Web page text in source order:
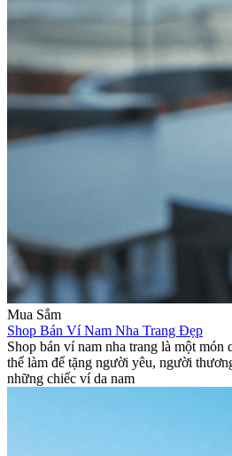
Mua Sắm
Shop Bán Ví Nam Nha Trang Đẹp
Shop bán ví nam nha trang là một món
thể làm để tặng người yêu, người
những chiếc ví da nam